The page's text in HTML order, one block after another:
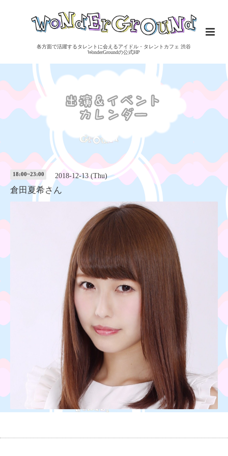
各方面で活躍するタレントに会えるアイドル・タレントカフェ 渋谷
WonderGroundの公式HP
18:00~23:00 2018-12-13 (Thu)
倉田夏希さん